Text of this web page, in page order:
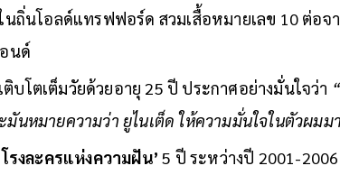
งกัดในช่วงปลายฤดูกาล ทำให้ต้องรอไปอีก 1 ปี สุ
ถิ่นโอลด์แทรฟฟอร์ด สวมเสื้อหมายเลข 10 ต่อจา
นด์
บโตเต็มวัยด้วยอายุ 25 ปี ประกาศอย่างมั่นใจว่า
นหมายความว่า ยูไนเต็ด ให้ความมั่นใจในตัวผมม